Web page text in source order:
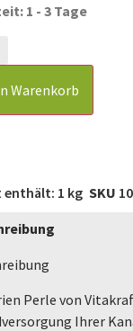
1 - 3 Tage
Warenkorb
enthält: 1 kg SKU
Perle von
Ihrer